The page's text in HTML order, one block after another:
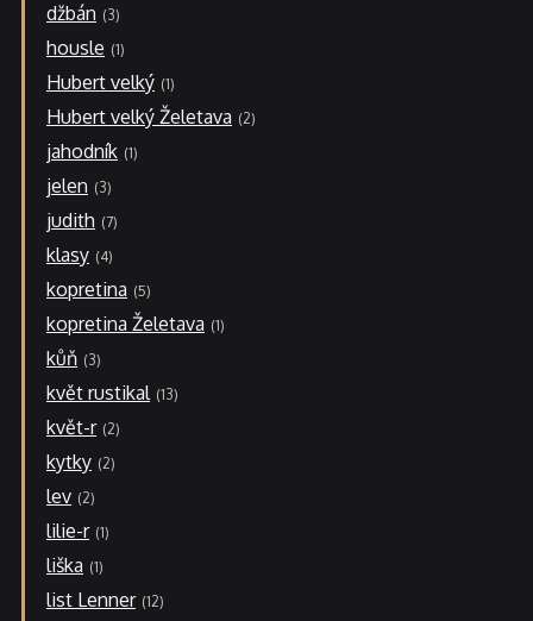
džbán 3
housle 1
Hubert velký 1
Hubert velký Želetava 2
jahodník 1
jelen 3
judith 7
klasy 4
kopretina 5
kopretina Želetava 1
kůň 3
květ rustikal 13
květ-r 2
kytky 2
lev 2
lilie-r 1
liška 1
list Lenner 12